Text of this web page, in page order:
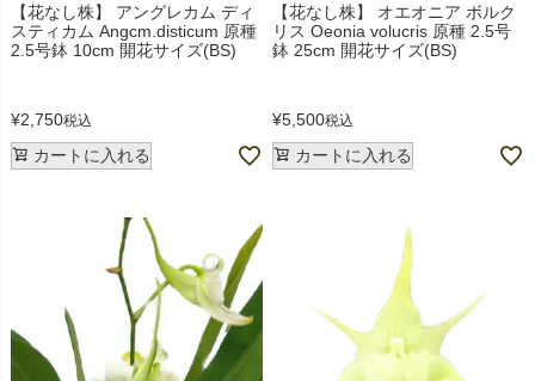
【花なし株】 アングレカム ディ
スティカム Angcm.disticum 原種
2.5号鉢 10cm 開花サイズ(BS)
¥2,750税込
カートに入れる
【花なし株】 オエオニア ボルク
リス Oeonia volucris 原種 2.5号
鉢 25cm 開花サイズ(BS)
¥5,500税込
カートに入れる